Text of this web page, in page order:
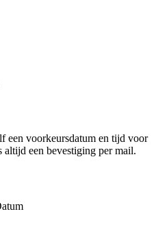
een voorkeursdatum en tijd voor
een bevestiging per mail.